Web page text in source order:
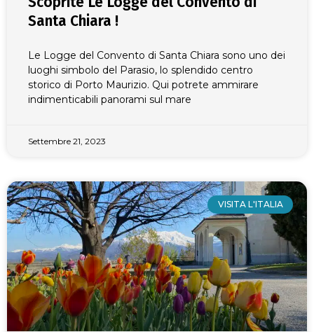
Santa Chiara !
Le Logge del Convento di Santa Chiara sono uno dei
luoghi simbolo del Parasio, lo splendido centro
storico di Porto Maurizio. Qui potrete ammirare
indimenticabili panorami sul mare
Settembre 21, 2023
VISITA L'ITALIA